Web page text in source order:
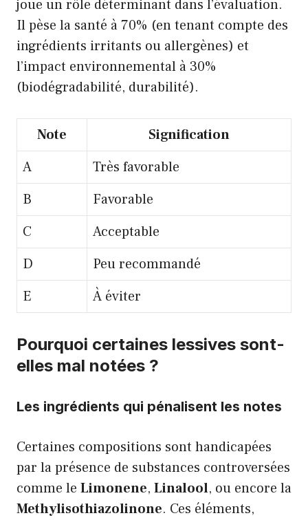
joue un rôle déterminant dans l’évaluation.
Il pèse la santé à 70% (en tenant compte des
ingrédients irritants ou allergènes) et
l’impact environnemental à 30%
(biodégradabilité, durabilité).
Note
Signification
A
Très favorable
B
Favorable
C
Acceptable
D
Peu recommandé
E
À éviter
Pourquoi certaines lessives sont-
elles mal notées ?
Les ingrédients qui pénalisent les notes
Certaines compositions sont handicapées
par la présence de substances controversées
comme le Limonene, Linalool, ou encore la
Methylisothiazolinone. Ces éléments,